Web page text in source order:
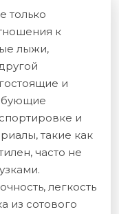
только
к
лыжи,
и
и
такие как
часто не
легкость
из сотового